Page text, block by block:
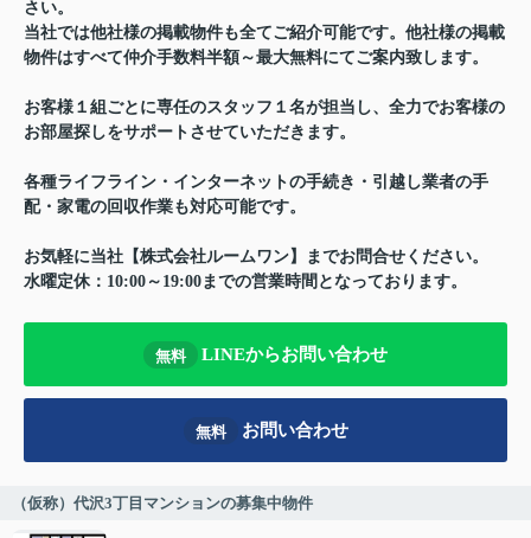
さい。
当社では他社様の掲載物件も全てご紹介可能です。他社様の掲載
物件はすべて仲介手数料半額～最大無料にてご案内致します。
お客様１組ごとに専任のスタッフ１名が担当し、全力でお客様の
お部屋探しをサポートさせていただきます。
各種ライフライン・インターネットの手続き・引越し業者の手
配・家電の回収作業も対応可能です。
お気軽に当社【株式会社ルームワン】までお問合せください。
水曜定休：10:00～19:00までの営業時間となっております。
無料 LINEからお問い合わせ
無料 お問い合わせ
（仮称）代沢3丁目マンションの募集中物件